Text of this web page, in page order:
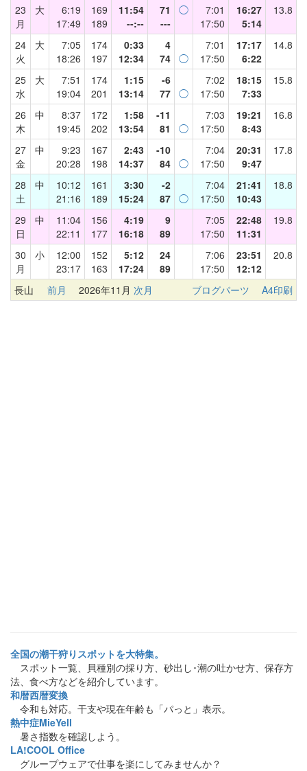
23
月
大
6:19
17:49
169
189
11:54
--:--
71
---
◯
7:01
17:50
16:27
5:14
13.8
24
火
大
7:05
18:26
174
197
0:33
12:34
4
74 ◯
7:01
17:50
17:17
6:22
14.8
25
水
大
7:51
19:04
174
201
1:15
13:14
-6
77 ◯
7:02
17:50
18:15
7:33
15.8
26
木
中
8:37
19:45
172
202
1:58
13:54
-11
81
◯
7:03
17:50
19:21
8:43
16.8
27
金
中
9:23
20:28
167
198
2:43
14:37
-10
84 ◯
7:04
17:50
20:31
9:47
17.8
28
土
中
10:12
21:16
161
189
3:30
15:24
-2
87 ◯
7:04
17:50
21:41
10:43
18.8
29
日
中
11:04
22:11
156
177
4:19
16:18
9
89
7:05
17:50
22:48
11:31
19.8
30
月
小
12:00
23:17
152
163
5:12
17:24
24
89
7:06
17:50
23:51
12:12
20.8
長山 前月 2026年11月 次月 ブログパーツ A4印刷
全国の潮干狩りスポットを大特集。
スポット一覧、貝種別の採り方、砂出し･潮の吐かせ方、保存方
法、食べ方などを紹介しています。
和暦西暦変換
令和も対応。干支や現在年齢も「パっと」表示。
熱中症MieYell
暑さ指数を確認しよう。
LA!COOL Office
グループウェアで仕事を楽にしてみませんか？